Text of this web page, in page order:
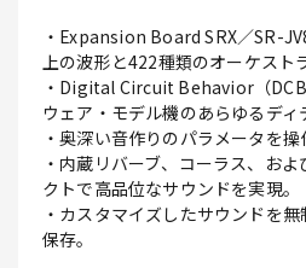
・Expansion Board SRX／SR-
上の波形と422種類のオーケスト
・Digital Circuit Behavior（
ウェア・モデル機のあらゆるディ
・奥深い音作りのパラメータを操
・内蔵リバーブ、コーラス、お
クトで高品位なサウンドを実現。
・カスタマイズしたサウンドを
保存。